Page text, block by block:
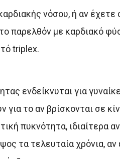
νόσου, ή αν
παρελθόν με καρδιακό
triplex.
ενδείκνυται για
για το αν βρίσκονται σε
πυκνότητα, ιδιαίτερα
τα τελευταία χρόνια,